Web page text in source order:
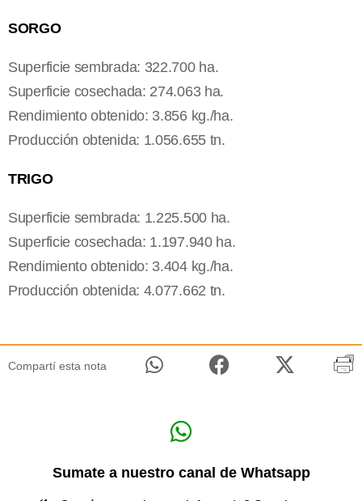
SORGO
Superficie sembrada: 322.700 ha.
Superficie cosechada: 274.063 ha.
Rendimiento obtenido: 3.856 kg./ha.
Producción obtenida: 1.056.655 tn.
TRIGO
Superficie sembrada: 1.225.500 ha.
Superficie cosechada: 1.197.940 ha.
Rendimiento obtenido: 3.404 kg./ha.
Producción obtenida: 4.077.662 tn.
Compartí esta nota
Sumate a nuestro canal de Whatsapp